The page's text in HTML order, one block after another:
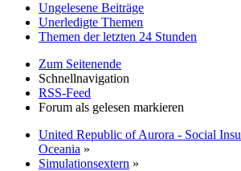
Ungelesene Beiträge
Unerledigte Themen
Themen der letzten 24 Stunden
Zum Seitenende
Schnellnavigation
RSS-Feed
Forum als gelesen markieren
United Republic of Aurora - Social
Oceania »
Simulationsextern »